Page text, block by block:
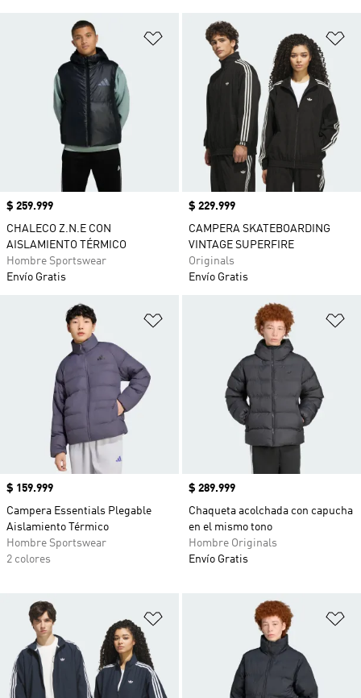
Añadir a la lista de deseos
Precio
$ 259.999
CHALECO Z.N.E CON
AISLAMIENTO TÉRMICO
Hombre Sportswear
Envío Gratis
Precio
$ 229.999
CAMPERA SKATEBOARDING
VINTAGE SUPERFIRE
Originals
Envío Gratis
Añadir a la lista de deseos
Precio
$ 159.999
Campera Essentials Plegable
Aislamiento Térmico
Hombre Sportswear
2 colores
Precio
$ 289.999
Chaqueta acolchada con capucha
en el mismo tono
Hombre Originals
Envío Gratis
Añadir a la lista de deseos